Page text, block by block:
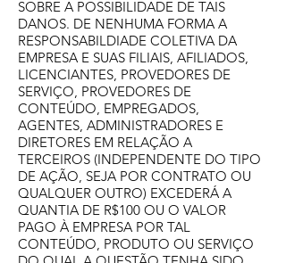
SOBRE A POSSIBILIDADE DE TAIS
DANOS. DE NENHUMA FORMA A
RESPONSABILDIADE COLETIVA DA
EMPRESA E SUAS FILIAIS, AFILIADOS,
LICENCIANTES, PROVEDORES DE
SERVIÇO, PROVEDORES DE
CONTEÚDO, EMPREGADOS,
AGENTES, ADMINISTRADORES E
DIRETORES EM RELAÇÃO A
TERCEIROS (INDEPENDENTE DO TIPO
DE AÇÃO, SEJA POR CONTRATO OU
QUALQUER OUTRO) EXCEDERÁ A
QUANTIA DE R$100 OU O VALOR
PAGO À EMPRESA POR TAL
CONTEÚDO, PRODUTO OU SERVIÇO